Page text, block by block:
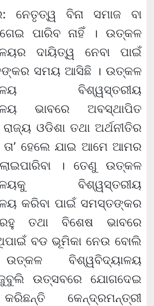
ନେତୃତ୍ୱ ବିନା ସମାଜ ବା
ପାରିବ ନାହିଁ । ଉତ୍କଳ
ଦାୟିତ୍ୱ ନେବା ପାଇଁ
ସମୟ ଆସିଛି । ଉତ୍କଳ
ବିଶ୍ୱସ୍ତରୀୟ
ଭାବରେ ଅବସ୍ଥାପିତ
ଓଡିଶା ତଥା ଅର୍ଥନୀତିର
ତା’ ହେଲେ ଯାଇ ଆମେ ଆମର
। ତେଣୁ ଉତ୍କଳ
ବିଶ୍ୱସ୍ତରୀୟ
କରିବା ପାଇଁ ସମସ୍ତଙ୍କର
ତଥା ବିଶେଷ ଭାବରେ
ବଡ ଭୂମିକା ନେଉ ବୋଲି
ବିଶ୍ୱବିଦ୍ୟାଳୟ
ଉତ୍ସବରେ ଯୋଗଦେଇ
କେନ୍ଦ୍ରମନ୍ତ୍ରୀ